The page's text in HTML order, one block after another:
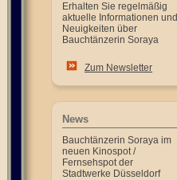
Erhalten Sie regelmäßig
aktuelle Informationen und
Neuigkeiten über
Bauchtänzerin Soraya
Zum Newsletter
News
Bauchtänzerin Soraya im
neuen Kinospot /
Fernsehspot der
Stadtwerke Düsseldorf